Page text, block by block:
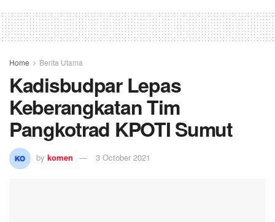
Home Berita Utama
Kadisbudpar Lepas
Keberangkatan Tim
Pangkotrad KPOTI Sumut
by komen 3 October 2021